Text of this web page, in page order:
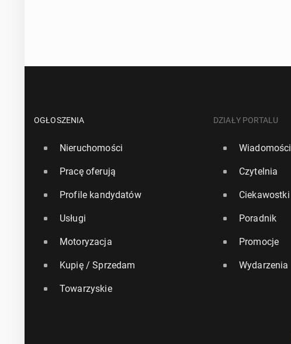
OGŁOSZENIA
Nieruchomości
Pracę oferują
Profile kandydatów
Usługi
Motoryzacja
Kupię / Sprzedam
Towarzyskie
DZIAŁY PORTALU
Wiadomości
Czytelnia
Ciekawostki
Poradnik
Promocje
Wydarzenia